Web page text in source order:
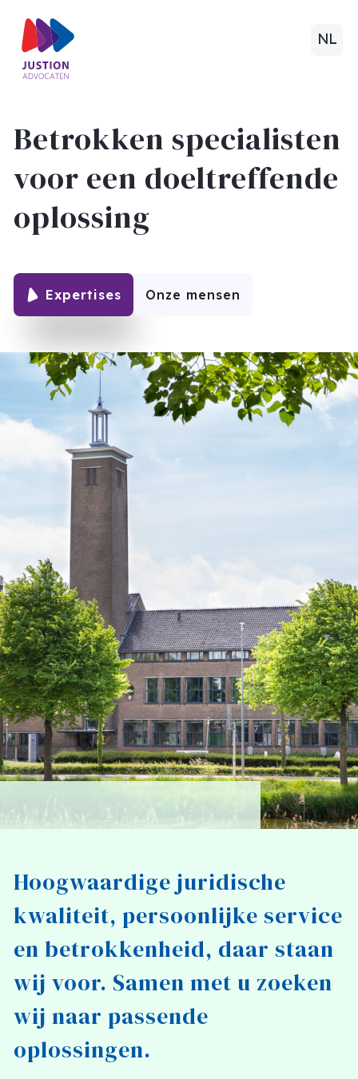
NL
Betrokken specialisten
voor een doeltreffende
oplossing
Expertises Onze mensen
Hoogwaardige juridische
kwaliteit, persoonlijke service
en betrokkenheid, daar staan
wij voor. Samen met u zoeken
wij naar passende
oplossingen.